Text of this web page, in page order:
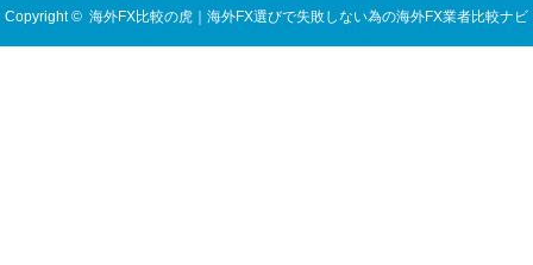
Copyright © 海外FX比較の虎｜海外FX選びで失敗しない為の海外FX業者比較ナビ